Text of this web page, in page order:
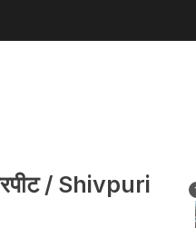
/ Shivpuri